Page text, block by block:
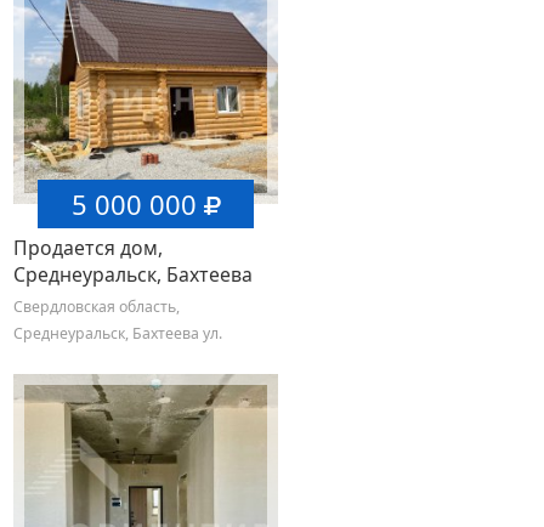
5 000 000
Продается дом,
Среднеуральск, Бахтеева
ул.
Свердловская область,
Среднеуральск, Бахтеева ул.